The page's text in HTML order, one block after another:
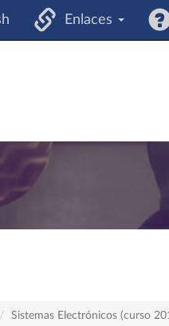
Enlaces
Sistemas Electrónicos (curso